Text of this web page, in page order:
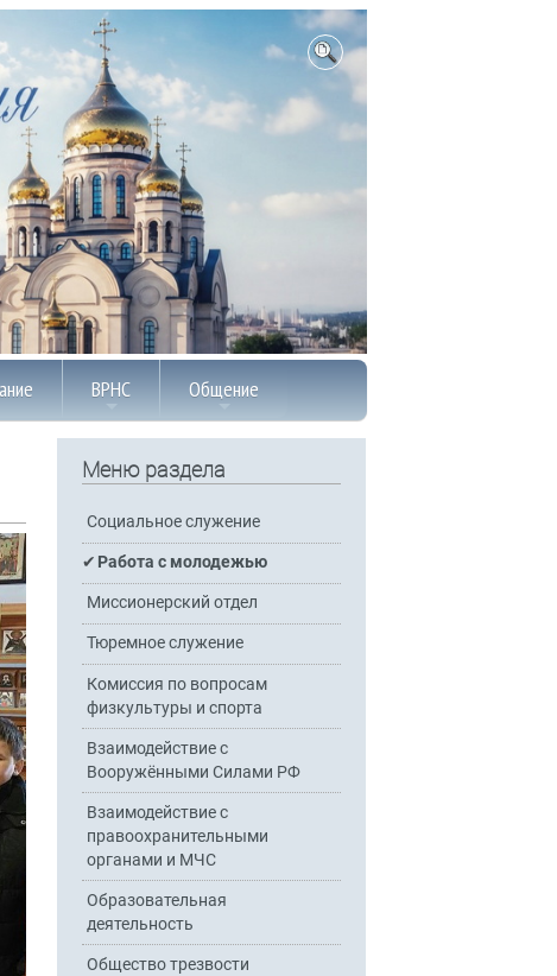
ВРНС Общение
Меню раздела
Социальное служение
Работа с молодежью
Миссионерский отдел
Тюремное служение
Комиссия по вопросам
физкультуры и спорта
Взаимодействие с
Вооружёнными Силами РФ
Взаимодействие с
правоохранительными
органами и МЧС
Образовательная
деятельность
Общество трезвости